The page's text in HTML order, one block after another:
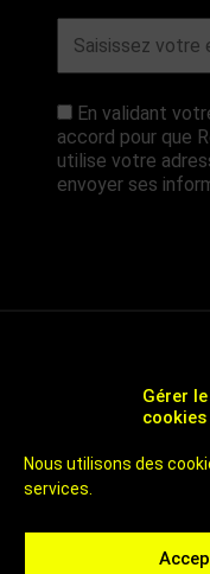
Gérer
cookies
Nous utilisons des
services.
En validant
accord pour que
utilise votre
envoyer ses
ÉCONOMIQUE ET
UN TERRITOIRE DE
CHOOSE ROUEN -
Contactez-nous